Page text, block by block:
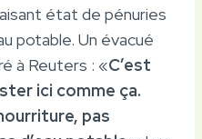
état de pénuries
potable. Un évacué
à Reuters : «C’est
ici comme ça.
pas